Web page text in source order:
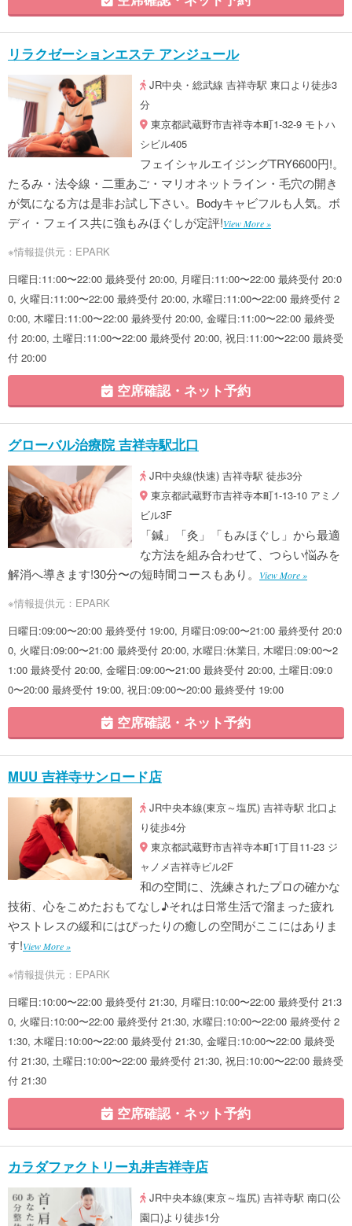
リラクゼーションエステ アンジュール
JR中央・総武線 吉祥寺駅 東口より徒歩3
分
東京都武蔵野市吉祥寺本町1-32-9 モトハ
シビル405
フェイシャルエイジングTRY6600円!。
たるみ・法令線・二重あご・マリオネットライン・毛穴の開き
が気になる方は是非お試し下さい。Bodyキャビフルも人気。ボ
ディ・フェイス共に強もみほぐしが定評!View More »
※情報提供元：EPARK
日曜日:11:00〜22:00 最終受付 20:00, 月曜日:11:00〜22:00 最終受付 20:0
0, 火曜日:11:00〜22:00 最終受付 20:00, 水曜日:11:00〜22:00 最終受付 2
0:00, 木曜日:11:00〜22:00 最終受付 20:00, 金曜日:11:00〜22:00 最終受
付 20:00, 土曜日:11:00〜22:00 最終受付 20:00, 祝日:11:00〜22:00 最終受
付 20:00
空席確認・ネット予約
グローバル治療院 吉祥寺駅北口
JR中央線(快速) 吉祥寺駅 徒歩3分
東京都武蔵野市吉祥寺本町1-13-10 アミノ
ビル3F
「鍼」「灸」「もみほぐし」から最適
な方法を組み合わせて、つらい悩みを
解消へ導きます!30分〜の短時間コースもあり。
View More »
※情報提供元：EPARK
日曜日:09:00〜20:00 最終受付 19:00, 月曜日:09:00〜21:00 最終受付 20:0
0, 火曜日:09:00〜21:00 最終受付 20:00, 水曜日:休業日, 木曜日:09:00〜2
1:00 最終受付 20:00, 金曜日:09:00〜21:00 最終受付 20:00, 土曜日:09:0
0〜20:00 最終受付 19:00, 祝日:09:00〜20:00 最終受付 19:00
空席確認・ネット予約
MUU 吉祥寺サンロード店
JR中央本線(東京～塩尻) 吉祥寺駅 北口よ
り徒歩4分
東京都武蔵野市吉祥寺本町1丁目11-23 ジ
ャノメ吉祥寺ビル2F
和の空間に、洗練されたプロの確かな
技術、心をこめたおもてなし♪それは日常生活で溜まった疲れ
やストレスの緩和にはぴったりの癒しの空間がここにはありま
す!View More »
※情報提供元：EPARK
日曜日:10:00〜22:00 最終受付 21:30, 月曜日:10:00〜22:00 最終受付 21:3
0, 火曜日:10:00〜22:00 最終受付 21:30, 水曜日:10:00〜22:00 最終受付 2
1:30, 木曜日:10:00〜22:00 最終受付 21:30, 金曜日:10:00〜22:00 最終受
付 21:30, 土曜日:10:00〜22:00 最終受付 21:30, 祝日:10:00〜22:00 最終受
付 21:30
空席確認・ネット予約
カラダファクトリー丸井吉祥寺店
JR中央本線(東京～塩尻) 吉祥寺駅 南口(公
園口)より徒歩1分